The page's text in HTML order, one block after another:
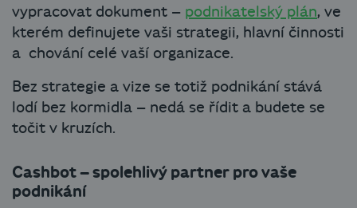
vypracovat dokument – podnikatelský plán, ve
kterém definujete vaši strategii, hlavní činnosti
a chování celé vaší organizace.
Bez strategie a vize se totiž podnikání stává
lodí bez kormidla – nedá se řídit a budete se
točit v kruzích.
Cashbot – spolehlivý partner pro vaše
podnikání